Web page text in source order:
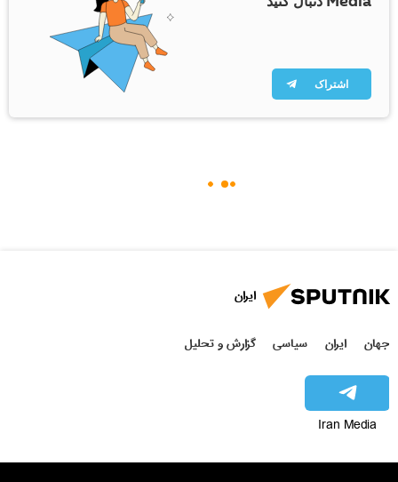
اشتراک
ایران
جهان ایران سیاسی گزارش و تحلیل
Iran Media